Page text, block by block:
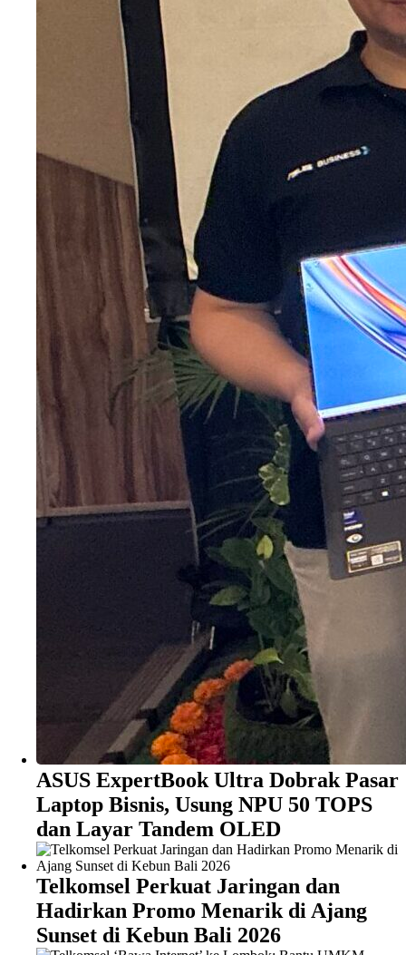
ASUS ExpertBook Ultra Dobrak Pasar
Laptop Bisnis, Usung NPU 50 TOPS
dan Layar Tandem OLED
Telkomsel Perkuat Jaringan dan
Hadirkan Promo Menarik di Ajang
Sunset di Kebun Bali 2026